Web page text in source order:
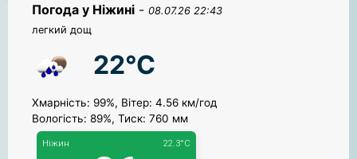
Погода у Ніжині - 08.07.26 22:43
легкий дощ
22°C
Хмарність: 99%, Вітер: 4.56 км/год
Вологість: 89%, Тиск: 760 мм